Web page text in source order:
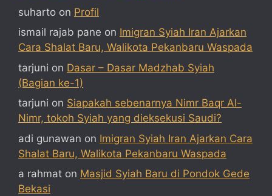
suharto on Profil
ismail rajab pane on Imigran Syiah Iran Ajarkan
Cara Shalat Baru, Walikota Pekanbaru Waspada
tarjuni on Dasar – Dasar Madzhab Syiah
(Bagian ke-1)
tarjuni on Siapakah sebenarnya Nimr Baqr Al-
Nimr, tokoh Syiah yang dieksekusi Saudi?
adi gunawan on Imigran Syiah Iran Ajarkan Cara
Shalat Baru, Walikota Pekanbaru Waspada
a rahmat on Masjid Syiah Baru di Pondok Gede
Bekasi